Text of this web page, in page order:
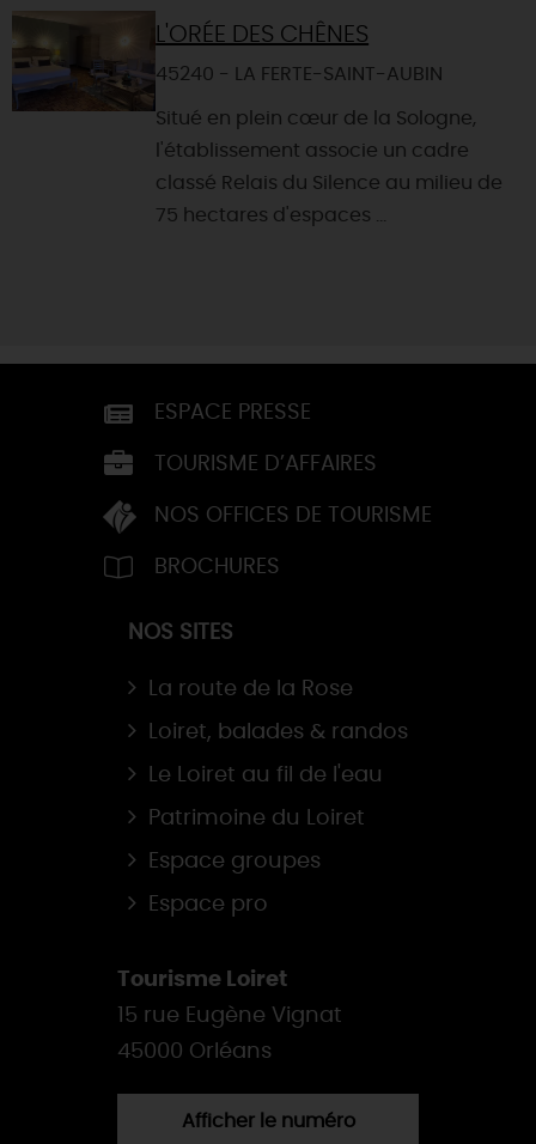
L'ORÉE DES CHÊNES
45240 - LA FERTE-SAINT-AUBIN
Situé en plein cœur de la Sologne,
l'établissement associe un cadre
classé Relais du Silence au milieu de
75 hectares d'espaces ...
ESPACE PRESSE
TOURISME D’AFFAIRES
NOS OFFICES DE TOURISME
BROCHURES
NOS SITES
La route de la Rose
Loiret, balades & randos
Le Loiret au fil de l'eau
Patrimoine du Loiret
Espace groupes
Espace pro
Tourisme Loiret
15 rue Eugène Vignat
45000 Orléans
Afficher le numéro